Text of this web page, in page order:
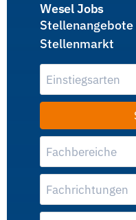
Wesel Jobs
Stellenmarkt
Einstiegsarten
Fachbereiche
Fachrichtungen